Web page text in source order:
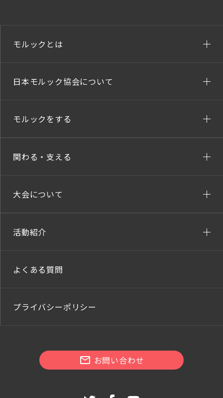
モルックとは
日本モルック協会について
モルックをする
関わる・支える
大会について
活動紹介
よくある質問
プライバシーポリシー
お問い合わせ